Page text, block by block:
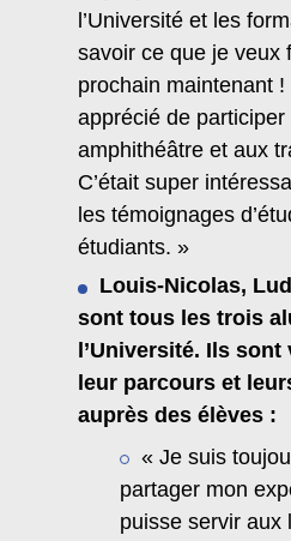
l’Université et les
savoir ce que je veux
prochain maintenant !
apprécié de
amphithéâtre et aux
C’était super
les témoignages
étudiants. »
Louis-Nicolas,
sont tous les trois
l’Université. Ils
leur parcours et
auprès des élèves :
« Je suis
partager mon
puisse servir aux